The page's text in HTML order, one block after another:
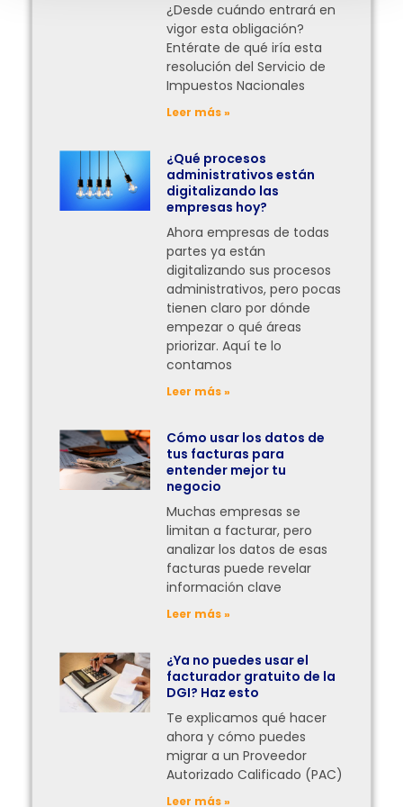
¿Desde cuándo entrará en
vigor esta obligación?
Entérate de qué iría esta
resolución del Servicio de
Impuestos Nacionales
Leer más »
¿Qué procesos
administrativos están
digitalizando las
empresas hoy?
Ahora empresas de todas
partes ya están
digitalizando sus procesos
administrativos, pero pocas
tienen claro por dónde
empezar o qué áreas
priorizar. Aquí te lo
contamos
Leer más »
Cómo usar los datos de
tus facturas para
entender mejor tu
negocio
Muchas empresas se
limitan a facturar, pero
analizar los datos de esas
facturas puede revelar
información clave
Leer más »
¿Ya no puedes usar el
facturador gratuito de la
DGI? Haz esto
Te explicamos qué hacer
ahora y cómo puedes
migrar a un Proveedor
Autorizado Calificado (PAC)
Leer más »